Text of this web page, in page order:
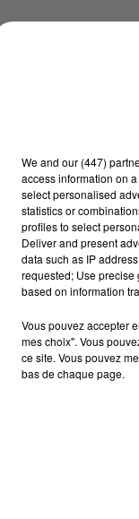
18/04/2025 À
We and our (447)
access information on
select personalised
statistics or
profiles to select
Deliver and present
data such as IP
requested; Use precise
based on information
Vous pouvez accepter
mes choix". Vous
ce site. Vous pouvez
bas de chaque page.